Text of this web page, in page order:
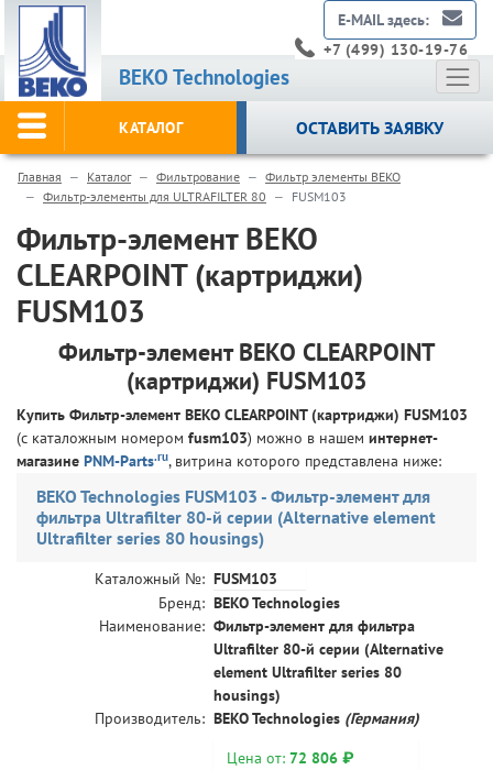
BEKO Technologies
E-MAIL здесь:
+7 (499) 130-19-76
КАТАЛОГ ОСТАВИТЬ ЗАЯВКУ
Главная Каталог Фильтрование
Фильтр элементы BEKO
Фильтр-элементы для ULTRAFILTER 80
FUSM103
Фильтр-элемент BEKO
CLEARPOINT (картриджи)
FUSM103
Фильтр-элемент BEKO CLEARPOINT
(картриджи) FUSM103
Купить Фильтр-элемент BEKO CLEARPOINT (картриджи) FUSM103
(с каталожным номером fusm103) можно в нашем интернет-
магазине PNM-Parts.ru, витрина которого представлена ниже:
BEKO Technologies FUSM103 - Фильтр-элемент для
фильтра Ultrafilter 80-й серии (Alternative element
Ultrafilter series 80 housings)
Каталожный №: FUSM103
Бренд: BEKO Technologies
Наименование: Фильтр-элемент для фильтра
Ultrafilter 80-й серии (Alternative
element Ultrafilter series 80
housings)
Производитель: BEKO Technologies (Германия)
Цена от: 72 806 ₽